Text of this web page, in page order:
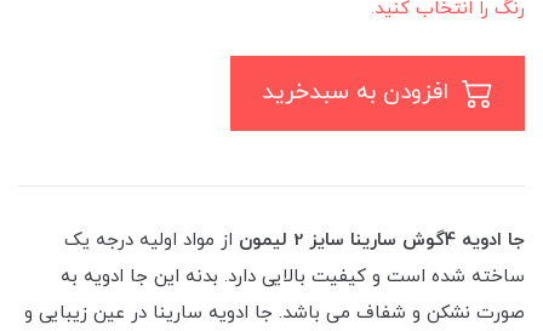
رنگ را انتخاب کنید.
جا ادویه 4گوش سارینا سایز 2 لیمون
از مواد اولیه درجه یک
ساخته شده است و کیفیت بالایی دارد. بدنه این جا ادویه به
صورت نشکن و شفاف می باشد. جا ادویه سارینا در عین زیبایی و